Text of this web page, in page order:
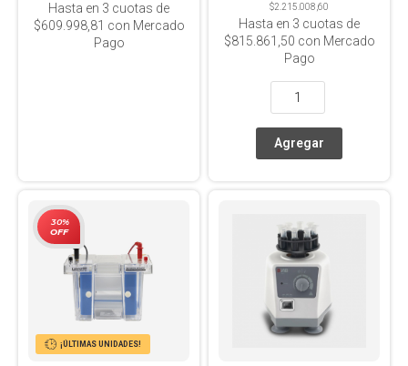
Hasta en 3 cuotas de
$609.998,81 con Mercado
Pago
$2.215.008,60
Hasta en 3 cuotas de
$815.861,50 con Mercado
Pago
¡ÚLTIMAS UNIDADES!
30%
OFF